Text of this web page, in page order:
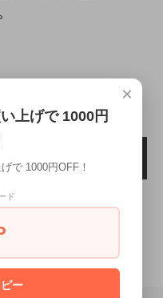
ク
×
上げで 1000円
で 1000円OFF！
ド
ー